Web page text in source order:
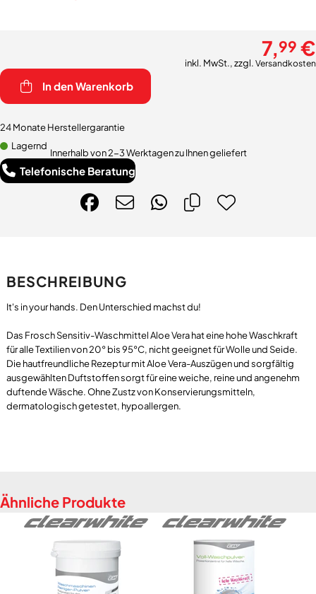
7,99 €
inkl. MwSt., zzgl. Versandkosten
In den Warenkorb
24 Monate Herstellergarantie
Lagernd
Innerhalb von 2-3 Werktagen zu Ihnen geliefert
Telefonische Beratung
BESCHREIBUNG
It's in your hands. Den Unterschied machst du!
Das Frosch Sensitiv-Waschmittel Aloe Vera hat eine hohe Waschkraft
für alle Textilien von 20° bis 95°C, nicht geeignet für Wolle und Seide.
Die hautfreundliche Rezeptur mit Aloe Vera-Auszügen und sorgfältig
ausgewählten Duftstoffen sorgt für eine weiche, reine und angenehm
duftende Wäsche. Ohne Zustz von Konservierungsmitteln,
Ähnliche Produkte